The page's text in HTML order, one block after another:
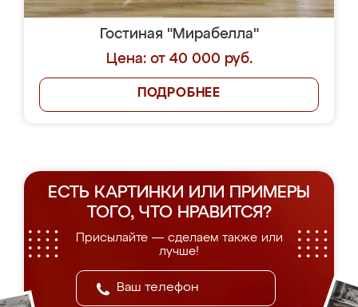
Гостиная "Мирабелла"
Цена: от 40 000 руб.
ПОДРОБНЕЕ
ЕСТЬ КАРТИНКИ ИЛИ ПРИМЕРЫ
ТОГО, ЧТО НРАВИТСЯ?
Присылайте — сделаем также или
лучше!